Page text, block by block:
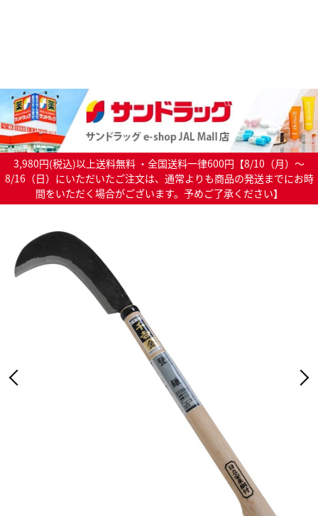
3,980円(税込)以上送料無料 ・全国送料一律600円【8/10（月）～
8/16（日）にいただいたご注文は、通常よりも商品の発送までにお時
間をいただく場合がございます。予めご了承ください】